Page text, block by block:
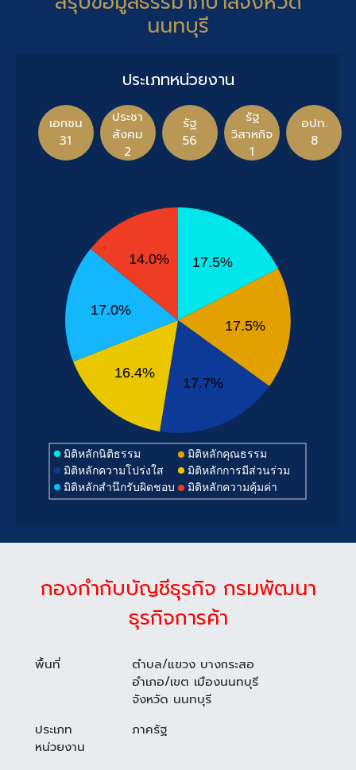
นนทบุรี
ประเภทหน่วยงาน
เอกชน
31
ประชา
สังคม
2
รัฐ
56
รัฐ
วิสาหกิจ
1
อปท.
8
มิติหลักนิติธรรม มิติหลักคุณธรรม
มิติหลักความโปร่งใส
มิติหลักการมีส่วนร่วม
มิติหลักสำนึกรับผิดชอบ
มิติหลักความคุ้มค่า
17.5%
17.5%
17.7%
16.4%
17.0%
14.0%
กองกำกับบัญชีธุรกิจ กรมพัฒนา
ธุรกิจการค้า
พื้นที่
ตำบล/แขวง บางกระสอ
อำเภอ/เขต เมืองนนทบุรี
จังหวัด นนทบุรี
ประเภท
หน่วยงาน
ภาครัฐ